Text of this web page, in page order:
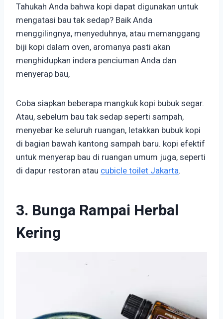
Tahukah Anda bahwa kopi dapat digunakan untuk
mengatasi bau tak sedap? Baik Anda
menggilingnya, menyeduhnya, atau memanggang
biji kopi dalam oven, aromanya pasti akan
menghidupkan indera penciuman Anda dan
menyerap bau,
Coba siapkan beberapa mangkuk kopi bubuk segar.
Atau, sebelum bau tak sedap seperti sampah,
menyebar ke seluruh ruangan, letakkan bubuk kopi
di bagian bawah kantong sampah baru. kopi efektif
untuk menyerap bau di ruangan umum juga, seperti
di dapur restoran atau cubicle toilet Jakarta.
3. Bunga Rampai Herbal
Kering